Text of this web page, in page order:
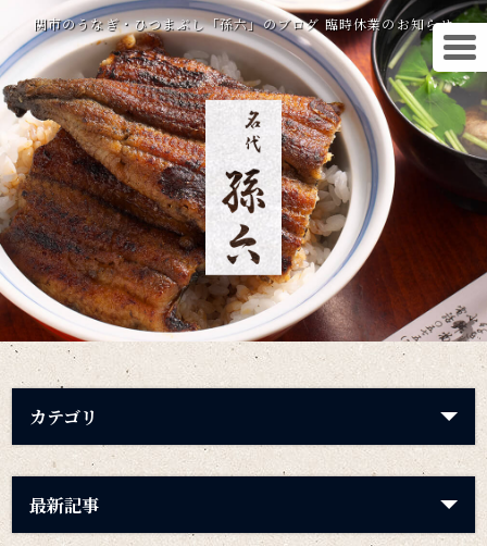
関市のうなぎ・ひつまぶし「孫六」のブログ 臨時休業のお知らせ
カテゴリ
最新記事